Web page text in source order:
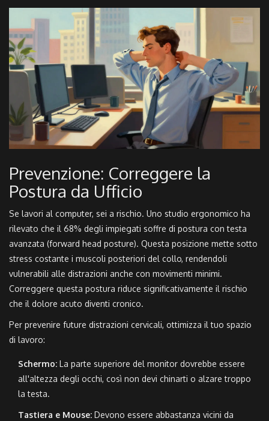
Prevenzione: Correggere la
Postura da Ufficio
Se lavori al computer, sei a rischio. Uno studio ergonomico ha
rilevato che il 68% degli impiegati soffre di postura con testa
avanzata (forward head posture). Questa posizione mette sotto
stress costante i muscoli posteriori del collo, rendendoli
vulnerabili alle distrazioni anche con movimenti minimi.
Correggere questa postura riduce significativamente il rischio
che il dolore acuto diventi cronico.
Per prevenire future distrazioni cervicali, ottimizza il tuo spazio
di lavoro:
Schermo: La parte superiore del monitor dovrebbe essere
all'altezza degli occhi, così non devi chinarti o alzare troppo
la testa.
Tastiera e Mouse: Devono essere abbastanza vicini da